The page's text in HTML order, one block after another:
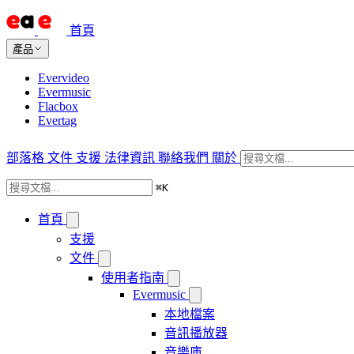
首頁
產品
Evervideo
Evermusic
Flacbox
Evertag
部落格 文件 支援 法律資訊 聯絡我們 關於
⌘K
首頁
支援
文件
使用者指南
Evermusic
本地檔案
音訊播放器